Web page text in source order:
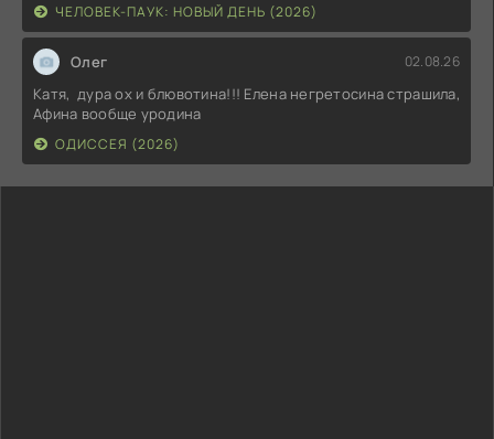
ЧЕЛОВЕК-ПАУК: НОВЫЙ ДЕНЬ (2026)
Олег 02.08.26
Катя, дура ох и блювотина!!! Елена негретосина страшила,
Афина вообще уродина
ОДИССЕЯ (2026)